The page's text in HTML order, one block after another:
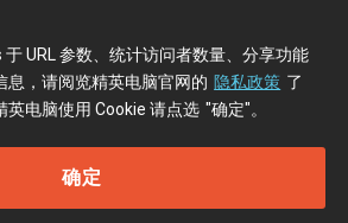
URL 参数、统计访问者数量、分享功能
息，请阅览精英电脑官网的 隐私政策 了
英电脑使用 Cookie 请点选 "确定"。
确定